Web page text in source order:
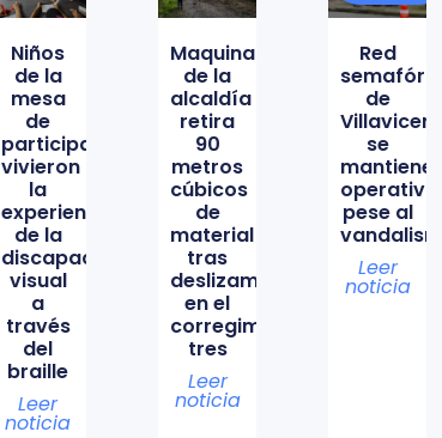
Niños
de la
mesa
de
participación
vivieron
la
experiencia
de la
discapacidad
visual
a
través
del
braille
Leer
noticia
Maquinaria
de la
alcaldía
retira
90
metros
cúbicos
de
material
tras
deslizamiento
en el
corregimiento
tres
Leer
noticia
Red
semafórica
de
se
mantiene
operativa
pese al
vandalismo
Leer
noticia